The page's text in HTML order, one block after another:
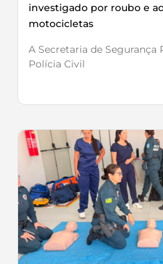
investigado por roubo e
motocicletas
A Secretaria de Segurança
Polícia Civil